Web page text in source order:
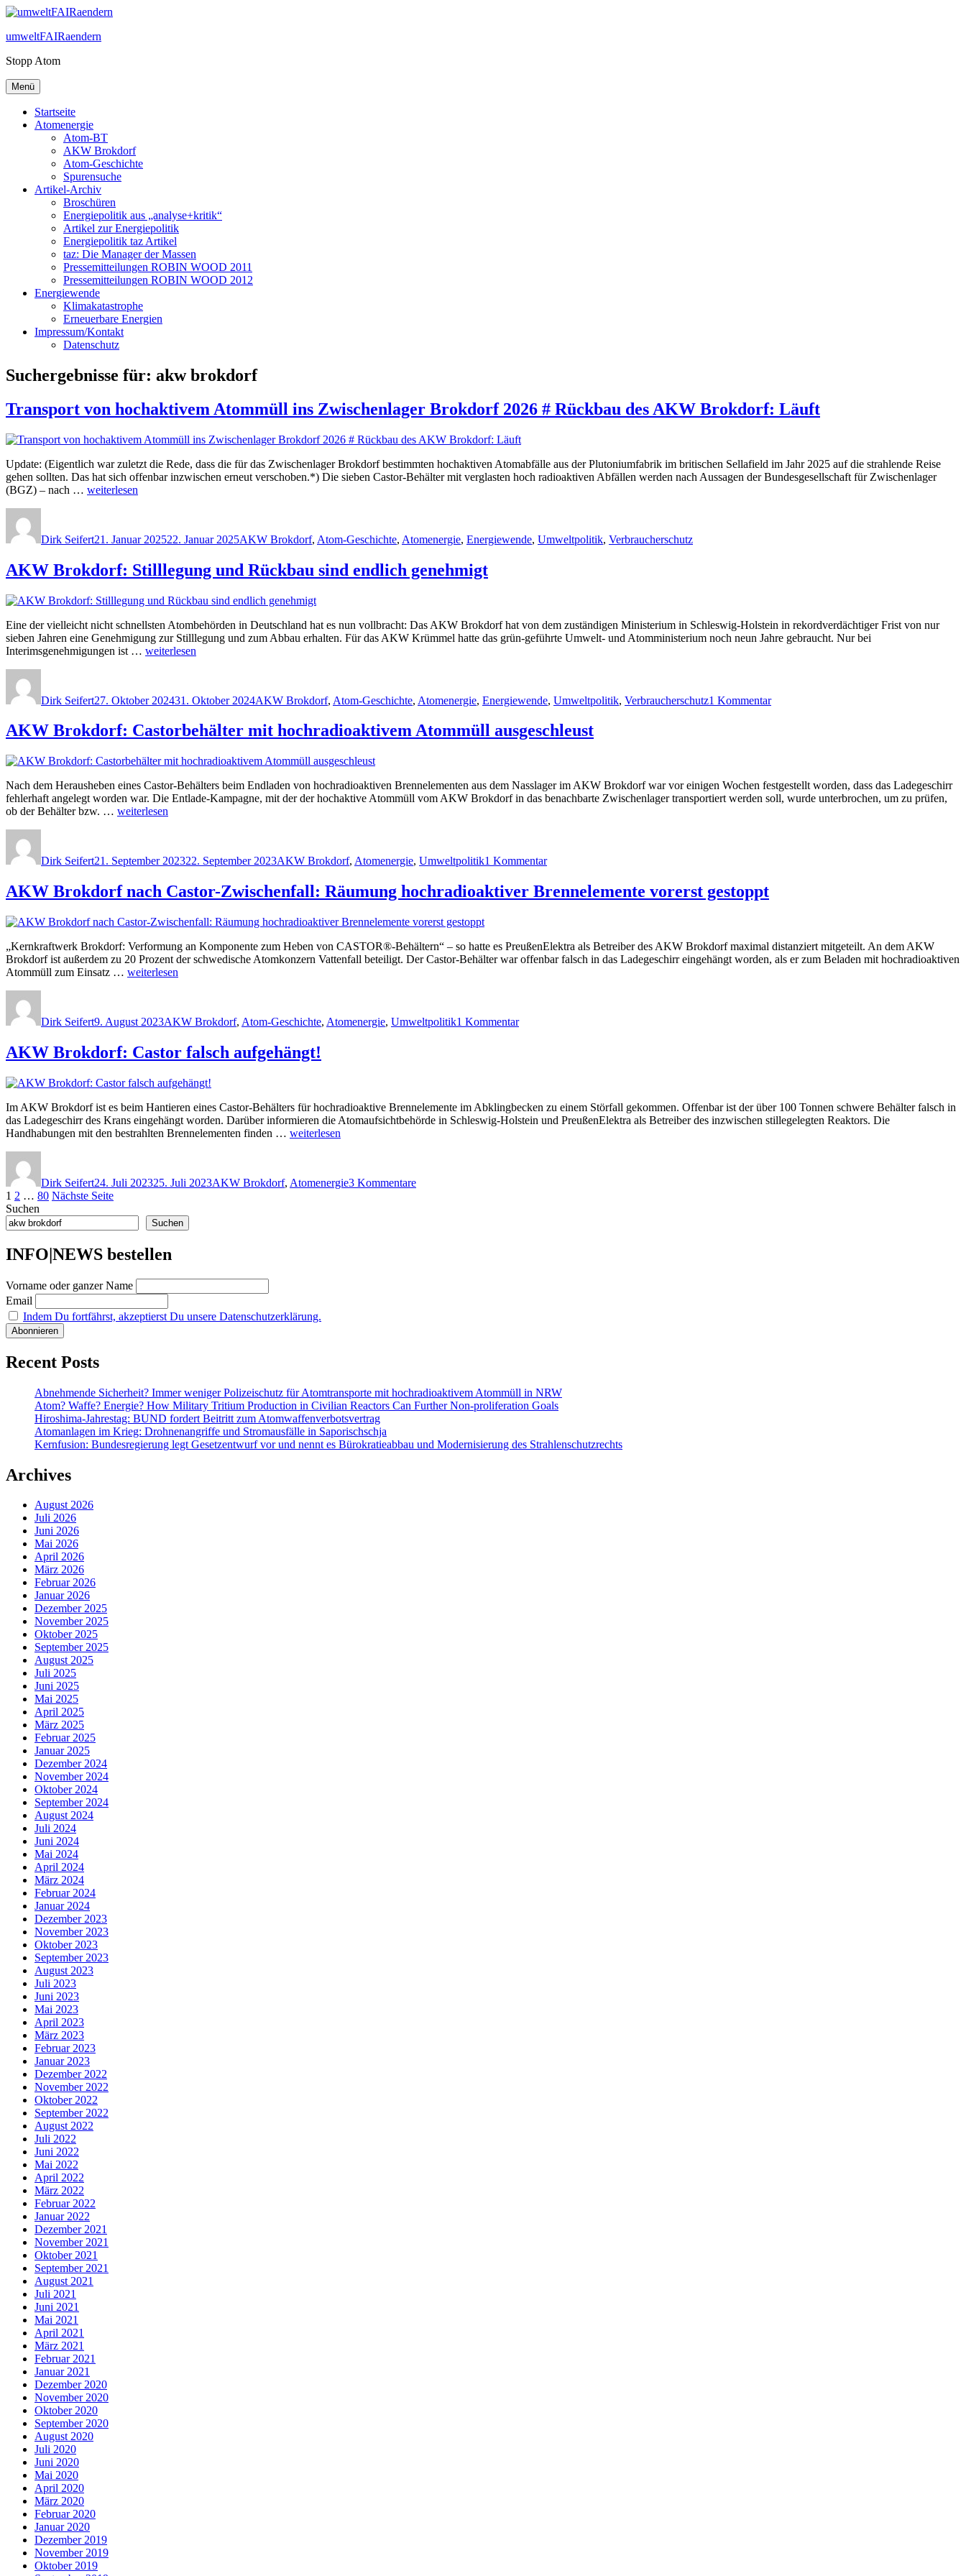
Zum
springen
umweltFAIRaendern
Stopp Atom
Menü
Startseite
Atomenergie
Atom-BT
AKW Brokdorf
Atom-Geschichte
Spurensuche
Artikel-Archiv
Broschüren
Energiepolitik aus „analyse+kritik“
Artikel zur Energiepolitik
Energiepolitik taz Artikel
taz: Die Manager der Massen
Pressemitteilungen ROBIN WOOD 2011
Pressemitteilungen ROBIN WOOD 2012
Energiewende
Klimakatastrophe
Erneuerbare Energien
Impressum/Kontakt
Datenschutz
Suchergebnisse für: akw brokdorf
Transport von hochaktivem Atommüll ins Zwischenlager Brokdorf 2026 # Rückbau des AKW Brokdorf: Läuft
Update: (Eigentlich war zuletzt die Rede, dass die für das Zwischenlager Brokdorf bestimmten hochaktiven Atomabfälle aus der Plutoniumfabrik im britischen Sellafield im Jahr 2025 auf die strahlende Reise
gehen sollten. Das hat sich offenbar inzwischen erneut verschoben.*) Die sieben Castor-Behälter mit verglasten hoch radioaktiven Abfällen werden nach Aussagen der Bundesgesellschaft für Zwischenlager
(BGZ) – nach … „Transport
ins
Brokdorf
2026
Rückbau
des
AKW
Brokdorf:
Läuft“
weiterlesen
Dirk Seifert21. Januar 202522. Januar 2025AKW Brokdorf, Atom-Geschichte, Atomenergie, Energiewende, Umweltpolitik, Verbraucherschutz
AKW Brokdorf: Stilllegung und Rückbau sind endlich genehmigt
Eine der vielleicht nicht schnellsten Atombehörden in Deutschland hat es nun vollbracht: Das AKW Brokdorf hat von dem zuständigen Ministerium in Schleswig-Holstein in rekordverdächtiger Frist von nur
sieben Jahren eine Genehmigung zur Stilllegung und zum Abbau erhalten. Für das AKW Krümmel hatte das grün-geführte Umwelt- und Atomministerium noch neun Jahre gebraucht. Nur bei
Interimsgenehmigungen ist … „AKW
Rückbau
endlich
genehmigt“
weiterlesen
Dirk Seifert27. Oktober 202431. Oktober 2024AKW Brokdorf, Atom-Geschichte, Atomenergie, Energiewende, Umweltpolitik, Verbraucherschutz1 KommentarBrokdorf:
AKW Brokdorf: Castorbehälter mit hochradioaktivem Atommüll ausgeschleust
Nach dem Herausheben eines Castor-Behälters beim Endladen von hochradioaktiven Brennelementen aus dem Nasslager im AKW Brokdorf war vor einigen Wochen festgestellt worden, dass das Ladegeschirr
fehlerhaft angelegt worden war. Die Entlade-Kampagne, mit der der hochaktive Atommüll vom AKW Brokdorf in das benachbarte Zwischenlager transportiert werden soll, wurde unterbrochen, um zu prüfen,
ob der Behälter bzw. … „AKW
hochradioaktivem
ausgeschleust“
weiterlesen
Dirk Seifert21. September 202322. September 2023AKW Brokdorf, Atomenergie, Umweltpolitik1 KommentarBrokdorf:
mit
hochradioaktivem
AKW Brokdorf nach Castor-Zwischenfall: Räumung hochradioaktiver Brennelemente vorerst gestoppt
„Kernkraftwerk Brokdorf: Verformung an Komponente zum Heben von CASTOR®-Behältern“ – so hatte es PreußenElektra als Betreiber des AKW Brokdorf maximal distanziert mitgeteilt. An dem AKW
Brokdorf ist außerdem zu 20 Prozent der schwedische Atomkonzern Vattenfall beteiligt. Der Castor-Behälter war offenbar falsch in das Ladegeschirr eingehängt worden, als er zum Beladen mit hochradioaktiven
Atommüll zum Einsatz … „AKW
Zwischenfall:
hochradioaktiver
Brennelemente
gestoppt“
weiterlesen
Dirk Seifert9. August 2023AKW Brokdorf, Atom-Geschichte, Atomenergie, Umweltpolitik1 KommentarBrokdorf
vorerst
gestoppt
AKW Brokdorf: Castor falsch aufgehängt!
Im AKW Brokdorf ist es beim Hantieren eines Castor-Behälters für hochradioaktive Brennelemente im Abklingbecken zu einem Störfall gekommen. Offenbar ist der über 100 Tonnen schwere Behälter falsch in
das Ladegeschirr des Krans eingehängt worden. Darüber informieren die Atomaufsichtbehörde in Schleswig-Holstein und PreußenElektra als Betreiber des inzwischen stillegelegten Reaktors. Die
Handhabungen mit den bestrahlten Brennelementen finden … „AKW
aufgehängt!“
weiterlesen
Dirk Seifert24. Juli 202325. Juli 2023AKW Brokdorf, Atomenergie3 KommentareBrokdorf:
Seitennummerierung
der
Beiträge
Seite
1 Seite
2 … Seite
80 Nächste Seite
Suchen
Suchen
INFO|NEWS bestellen
Vorname oder ganzer Name
Email
Indem Du fortfährst, akzeptierst Du unsere Datenschutzerklärung.
Recent Posts
Abnehmende Sicherheit? Immer weniger Polizeischutz für Atomtransporte mit hochradioaktivem Atommüll in NRW
Atom? Waffe? Energie? How Military Tritium Production in Civilian Reactors Can Further Non-proliferation Goals
Hiroshima-Jahrestag: BUND fordert Beitritt zum Atomwaffenverbotsvertrag
Atomanlagen im Krieg: Drohnenangriffe und Stromausfälle in Saporischschja
Kernfusion: Bundesregierung legt Gesetzentwurf vor und nennt es Bürokratieabbau und Modernisierung des Strahlenschutzrechts
Archives
August 2026
Juli 2026
Juni 2026
Mai 2026
April 2026
März 2026
Februar 2026
Januar 2026
Dezember 2025
November 2025
Oktober 2025
September 2025
August 2025
Juli 2025
Juni 2025
Mai 2025
April 2025
März 2025
Februar 2025
Januar 2025
Dezember 2024
November 2024
Oktober 2024
September 2024
August 2024
Juli 2024
Juni 2024
Mai 2024
April 2024
März 2024
Februar 2024
Januar 2024
Dezember 2023
November 2023
Oktober 2023
September 2023
August 2023
Juli 2023
Juni 2023
Mai 2023
April 2023
März 2023
Februar 2023
Januar 2023
Dezember 2022
November 2022
Oktober 2022
September 2022
August 2022
Juli 2022
Juni 2022
Mai 2022
April 2022
März 2022
Februar 2022
Januar 2022
Dezember 2021
November 2021
Oktober 2021
September 2021
August 2021
Juli 2021
Juni 2021
Mai 2021
April 2021
März 2021
Februar 2021
Januar 2021
Dezember 2020
November 2020
Oktober 2020
September 2020
August 2020
Juli 2020
Juni 2020
Mai 2020
April 2020
März 2020
Februar 2020
Januar 2020
Dezember 2019
November 2019
Oktober 2019